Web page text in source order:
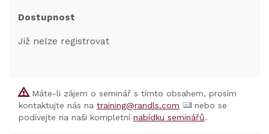
Dostupnost
Již nelze registrovat
Máte-li zájem o seminář s tímto obsahem, prosím
kontaktujte nás na training@randls.com
nebo se
podívejte na naši kompletní nabídku seminářů.